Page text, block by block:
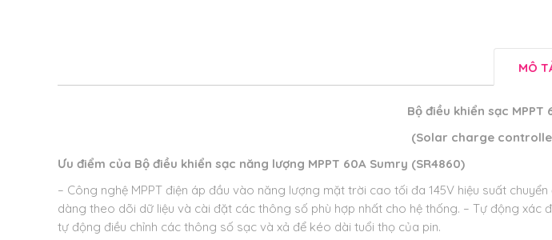
MÔ
Bộ điều khiển sạc MPPT
(Solar charge
Ưu điểm của Bộ điều khiển sạc năng lượng MPPT 60A Sumry (SR4860)
– Công nghệ MPPT điện áp đầu vào năng lượng mặt trời cao tối đa 145V hiệu suất
dàng theo dõi dữ liệu và cài đặt các thông số phù hợp nhất cho hệ thống. – Tự động xác
tự động điều chỉnh các thông số sạc và xả để kéo dài tuổi thọ của pin.